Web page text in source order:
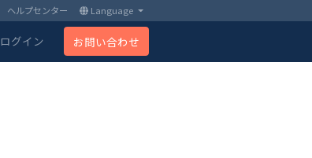
ヘルプセンター Language
ログイン お問い合わせ